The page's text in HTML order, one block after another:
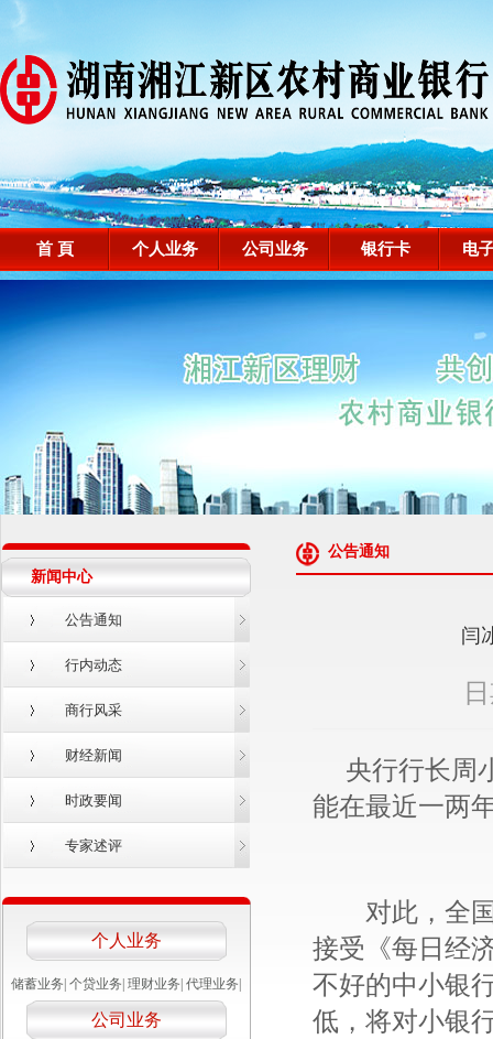
首 頁 个人业务 公司业务 银行卡 电
新闻中心
公告通知
行内动态
商行风采
财经新闻
时政要闻
专家述评
个人业务
储蓄业务 个贷业务 理财业务 代理业务
公司业务
公告通知
闫
央行行长周
能在最近一两
对此，全国
接受《每日经
不好的中小银
低，将对小银